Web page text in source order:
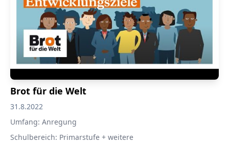
Brot für die Welt
31.8.2022
Umfang: Anregung
Schulbereich: Primarstufe + weitere